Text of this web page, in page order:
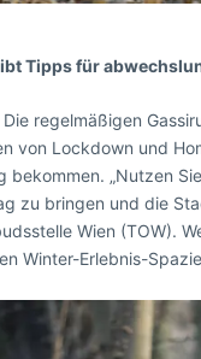
Tipps für
regelmäßigen
von Lockdown und
bekommen. „Nutzen
zu bringen und die
Wien (TOW).
Winter-Erlebnis-